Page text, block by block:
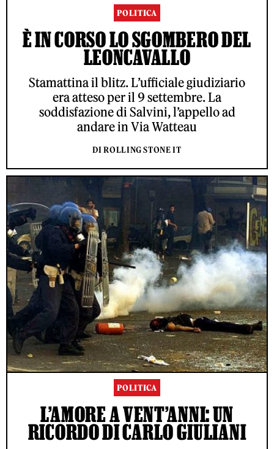
POLITICA
È IN CORSO LO SGOMBERO DEL
LEONCAVALLO
Stamattina il blitz. L’ufficiale giudiziario
era atteso per il 9 settembre. La
soddisfazione di Salvini, l’appello ad
andare in Via Watteau
DI ROLLING STONE IT
POLITICA
L’AMORE A VENT’ANNI: UN
RICORDO DI CARLO GIULIANI